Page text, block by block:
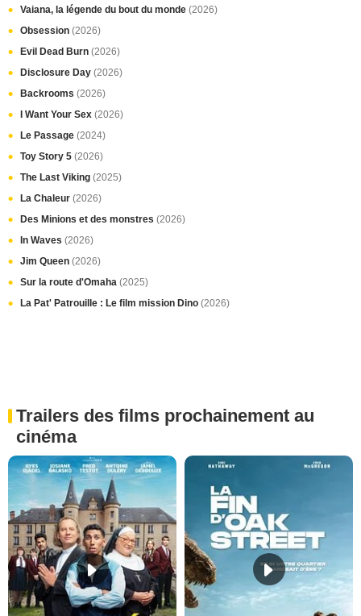
Vaiana, la légende du bout du monde (2026)
Obsession (2026)
Evil Dead Burn (2026)
Disclosure Day (2026)
Backrooms (2026)
I Want Your Sex (2026)
Le Passage (2024)
Toy Story 5 (2026)
The Last Viking (2025)
La Chaleur (2026)
Des Minions et des monstres (2026)
In Waves (2026)
Jim Queen (2026)
Sur la route d'Omaha (2025)
La Pat' Patrouille : Le film mission Dino (2026)
Trailers des films prochainement au
cinéma